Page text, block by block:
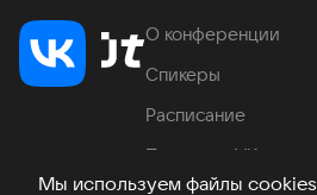
Мы используем файлы cookies
О конференции
Спикеры
Расписание
Продукты VK